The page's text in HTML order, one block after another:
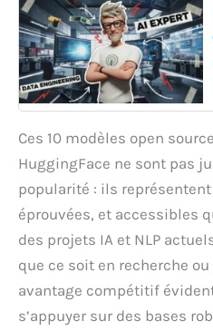
Ces 10 modèles open
HuggingFace ne sont pas
popularité : ils
éprouvées, et accessibles
des projets IA et NLP
que ce soit en recherche
avantage compétitif
s’appuyer sur des bases